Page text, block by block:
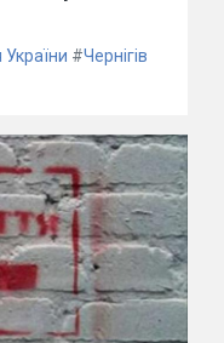
України #Чернігів